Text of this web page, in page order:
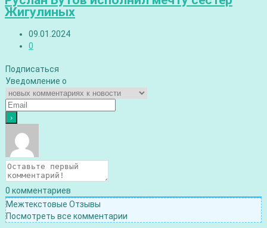
Жигулиных
09.01.2024
0
Подписаться
Уведомление о
0 комментариев
Межтекстовые Отзывы
Посмотреть все комментарии